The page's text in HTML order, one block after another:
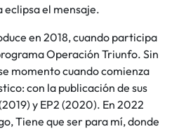
eclipsa el mensaje.
en 2018, cuando participa
Operación Triunfo. Sin
momento cuando comienza
con la publicación de sus
y EP2 (2020). En 2022
Tiene que ser para mí, donde